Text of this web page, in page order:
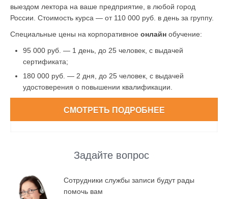
выездом лектора на ваше предприятие, в любой город
России. Стоимость курса — от 110 000 руб. в день за группу.
Специальные цены на корпоративное онлайн обучение:
95 000 руб. — 1 день, до 25 человек, с выдачей
сертификата;
180 000 руб. — 2 дня, до 25 человек, с выдачей
удостоверения о повышении квалификации.
СМОТРЕТЬ ПОДРОБНЕЕ
Задайте вопрос
Сотрудники службы записи будут рады
помочь вам